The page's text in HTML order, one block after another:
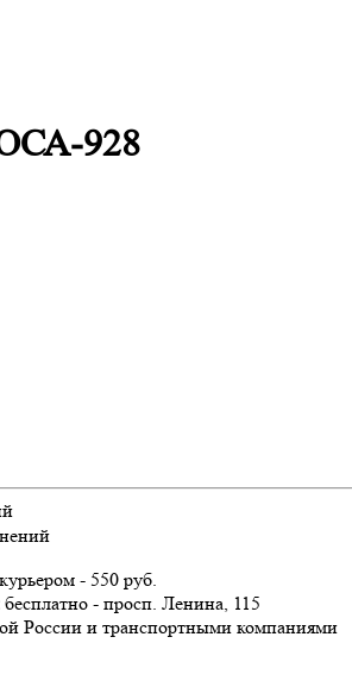
928
курьером - 550 руб.
бесплатно - просп. Ленина, 115
России и транспортными компаниями